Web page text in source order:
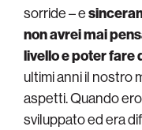
sorride – e
non avrei mai
livello e poter fare
ultimi anni il nostro
aspetti. Quando
sviluppato ed era